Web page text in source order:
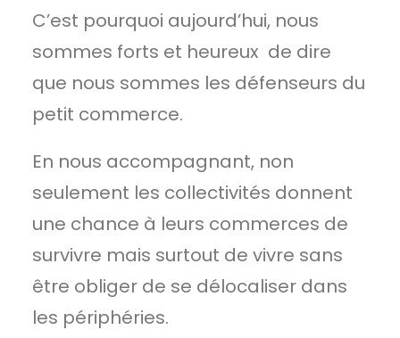
C’est pourquoi aujourd’hui, nous
sommes forts et heureux de dire
que nous sommes les défenseurs du
petit commerce.
En nous accompagnant, non
seulement les collectivités donnent
une chance à leurs commerces de
survivre mais surtout de vivre sans
être obliger de se délocaliser dans
les périphéries.